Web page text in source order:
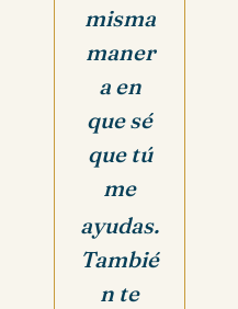
misma
maner
a en
que sé
que tú
me
ayudas.
Tambié
n te